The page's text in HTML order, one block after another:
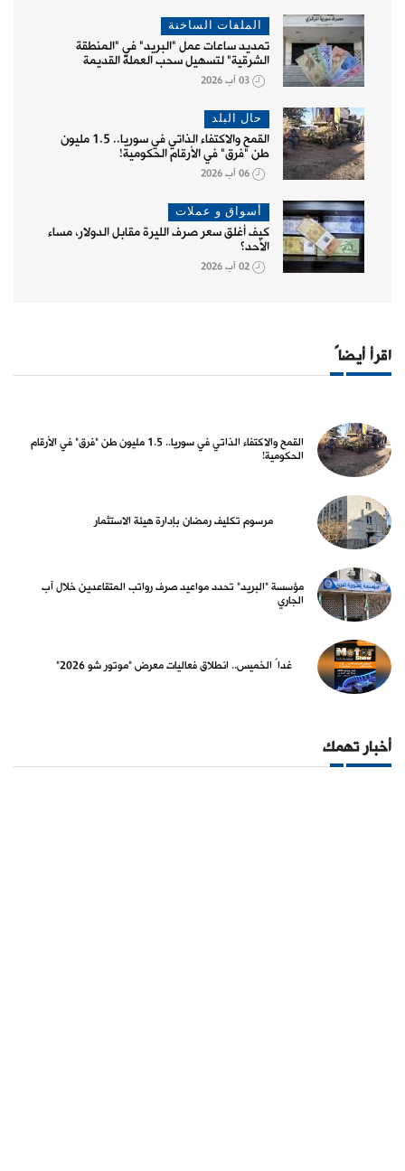
الملفات الساخنة
تمديد ساعات عمل "البريد" في "المنطقة
الشرقية" لتسهيل سحب العملة القديمة
03 آب 2026
حال البلد
القمح والاكتفاء الذاتي في سوريا.. 1.5 مليون
طن "فرق" في الأرقام الحكومية!
06 آب 2026
أسواق و عملات
كيف أغلق سعر صرف الليرة مقابل الدولار، مساء
الأحد؟
02 آب 2026
اقرأ أيضاً
القمح والاكتفاء الذاتي في سوريا.. 1.5 مليون طن "فرق" في الأرقام
الحكومية!
مرسوم تكليف رمضان بإدارة هيئة الاستثمار
مؤسسة "البريد" تحدد مواعيد صرف رواتب المتقاعدين خلال آب
الجاري
غداً الخميس.. انطلاق فعاليات معرض "موتور شو 2026"
أخبار تهمك